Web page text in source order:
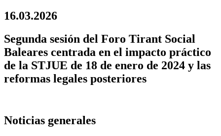
16.03.2026
Segunda sesión del Foro Tirant Social
Baleares centrada en el impacto práctico
de la STJUE de 18 de enero de 2024 y las
reformas legales posteriores
Noticias generales